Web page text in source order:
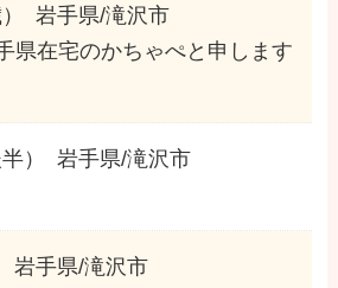
岩手県/滝沢市
県在宅のかちゃぺと申します
）
岩手県/滝沢市
岩手県/滝沢市